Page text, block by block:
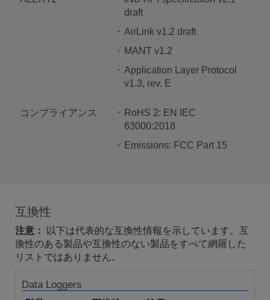
draft
AirLink v1.2 draft
MANT v1.2
Application Layer Protocol
v1.3, rev. E
コンプライアンス
RoHS 2: EN IEC
63000:2018
Emissions: FCC Part 15
互換性
注意：
以下は代表的な互換性情報を示しています。互
換性のある製品や互換性のない製品をすべて網羅した
リストではありません。
Data Loggers